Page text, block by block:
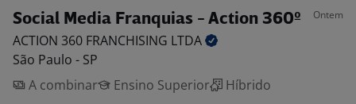
Social Media Franquias - Action 360º Ontem
ACTION 360 FRANCHISING LTDA
São Paulo - SP
A combinar
Ensino Superior Híbrido